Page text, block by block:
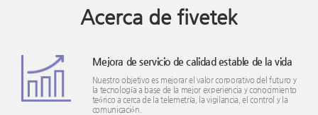
Acerca de fivetek
Mejora de servicio de calidad estable de la vida
Nuestro objetivo es mejorar el valor corporativo del futuro y
la tecnología a base de la mejor experiencia y conocimiento
teórico a cerca de la telemetría, la vigilancia, el control y la
comunicación.